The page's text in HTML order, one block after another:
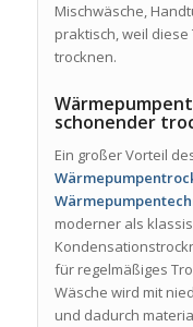
Mischwäsche,
praktisch, weil
trocknen.
schonender
Ein großer Vorteil
moderner als
für regelmäßiges
Wäsche wird mit
und dadurch